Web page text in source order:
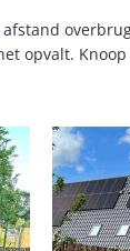
opvalt.